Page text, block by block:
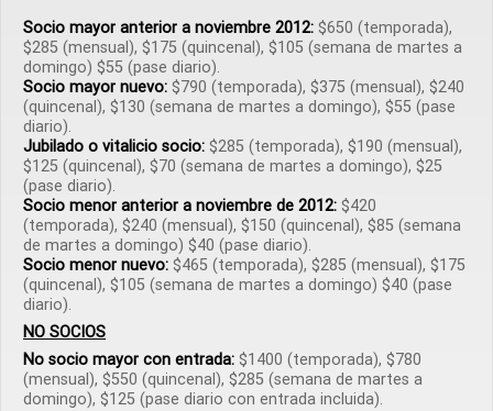
Socio mayor anterior a noviembre 2012: $650 (temporada),
$285 (mensual), $175 (quincenal), $105 (semana de martes a
domingo) $55 (pase diario).
Socio mayor nuevo: $790 (temporada), $375 (mensual), $240
(quincenal), $130 (semana de martes a domingo), $55 (pase
diario).
Jubilado o vitalicio socio: $285 (temporada), $190 (mensual),
$125 (quincenal), $70 (semana de martes a domingo), $25
(pase diario).
Socio menor anterior a noviembre de 2012: $420
(temporada), $240 (mensual), $150 (quincenal), $85 (semana
de martes a domingo) $40 (pase diario).
Socio menor nuevo: $465 (temporada), $285 (mensual), $175
(quincenal), $105 (semana de martes a domingo) $40 (pase
diario).
NO SOCIOS
No socio mayor con entrada: $1400 (temporada), $780
(mensual), $550 (quincenal), $285 (semana de martes a
domingo), $125 (pase diario con entrada incluida).